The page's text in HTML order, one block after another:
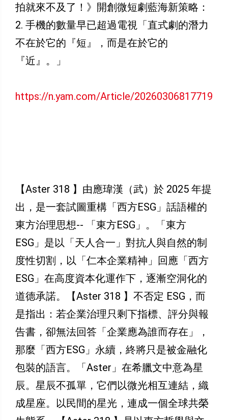
拍就來不及了！》開創微短劇藍海新策略：
2. 手機的數量早已超過電視「直式劇的潛力
不在於它的『短』，而是在於它的
『近』。」
https://n.yam.com/Article/20260306817719
【Aster 318 】由應瑋漢（武）於 2025 年提
出，是一套試圖重構「西方ESG」話語權的
東方治理思想-- 「東方ESG」。「東方
ESG」是以「天人合一」對抗人與自然的制
度性切割，以「仁本企業精神」回應「西方
ESG」在高度資本化運作下，逐漸空洞化的
道德承諾。【Aster 318 】不否定 ESG，而
是指出：若企業治理只剩下指標、評分與報
告書，卻無法回答「企業應為誰而存在」，
那麼「西方ESG」永續，終將只是被金融化
包裝的語言。「Aster」在希臘文中意為星
辰。星辰不孤單，它們以微光相互連結，織
成星座。以民間的星光，連成一個全球共榮